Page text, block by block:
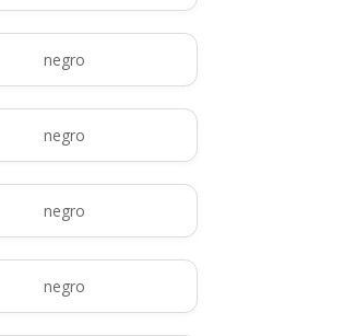
negro
negro
negro
negro